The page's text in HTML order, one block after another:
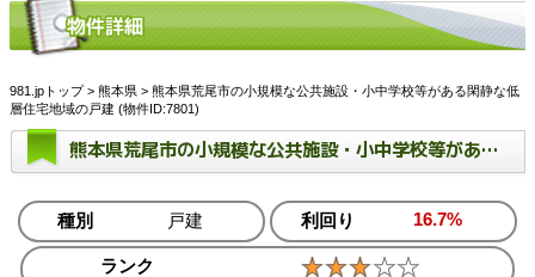
981.jpトップ> 熊本県 > 熊本県荒尾市の小規模な公共施設・小中学校等がある閑静な低
層住宅地域の戸建 (物件ID:7801)
熊本県荒尾市の小規模な公共施設・小中学校等がある閑静な低層住宅地域の戸建
種別 戸建 利回り 16.7%
ランク